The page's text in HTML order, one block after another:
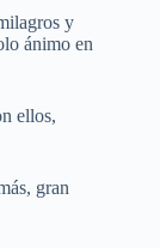
y
ánimo en
ellos,
gran